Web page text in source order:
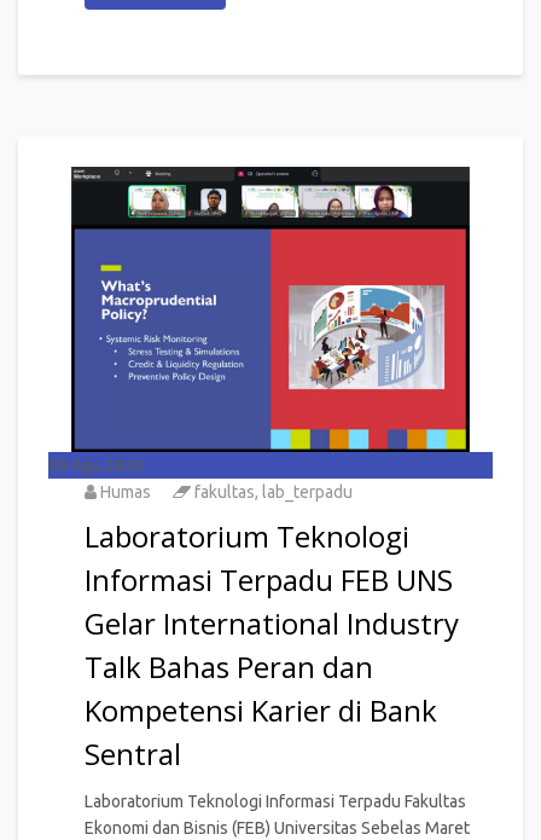
09 Agu 2026
Humas
fakultas, lab_terpadu
Laboratorium Teknologi
Informasi Terpadu FEB UNS
Gelar International Industry
Talk Bahas Peran dan
Kompetensi Karier di Bank
Sentral
Laboratorium Teknologi Informasi Terpadu Fakultas
Ekonomi dan Bisnis (FEB) Universitas Sebelas Maret